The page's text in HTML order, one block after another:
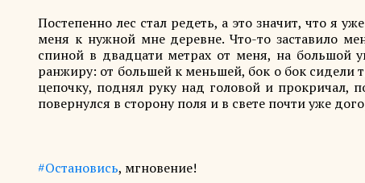
Постепенно лес стал редеть, а это значит, что я
меня к нужной мне деревне. Что-то заставило
спиной в двадцати метрах от меня, на большой
ранжиру: от большей к меньшей, бок о бок сидели
цепочку, поднял руку над головой и прокричал,
повернулся в сторону поля и в свете почти уже
#Остановись, мгновение!